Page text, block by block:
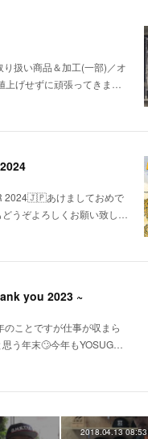
扱い商品＆加工(一部)／オ
上げせずに頑張ってきま…
2024🇯🇵あけましておめで
どうぞよろしくお願い致し…
you 2023 ~
ことですが仕事が収まら
う年末🙄今年もYOSUG…
2018.04.13 08:53